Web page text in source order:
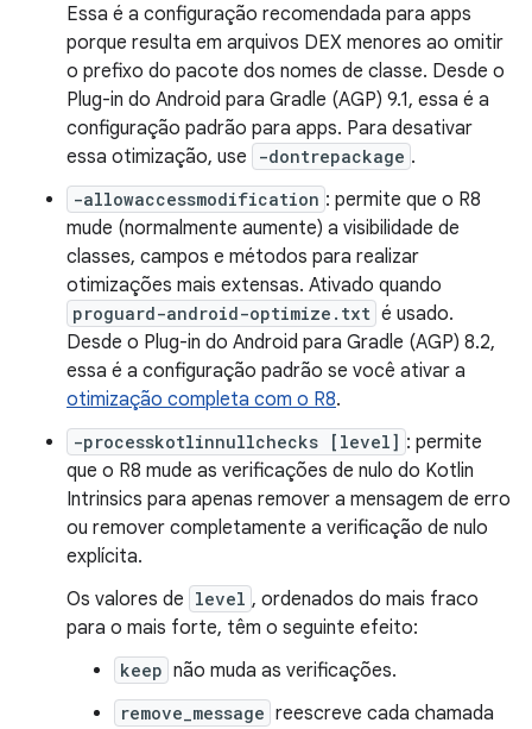
Essa é a configuração recomendada para apps
porque resulta em arquivos DEX menores ao omitir
o prefixo do pacote dos nomes de classe. Desde o
Plug-in do Android para Gradle (AGP) 9.1, essa é a
configuração padrão para apps. Para desativar
essa otimização, use
-dontrepackage .
-allowaccessmodification : permite que o R8
mude (normalmente aumente) a visibilidade de
classes, campos e métodos para realizar
otimizações mais extensas. Ativado quando
proguard-android-optimize.txt é usado.
Desde o Plug-in do Android para Gradle (AGP) 8.2,
essa é a configuração padrão se você ativar a
otimização completa com o R8.
-processkotlinnullchecks [level] : permite
que o R8 mude as verificações de nulo do Kotlin
Intrinsics para apenas remover a mensagem de erro
ou remover completamente a verificação de nulo
explícita.
Os valores de level , ordenados do mais fraco
para o mais forte, têm o seguinte efeito:
keep não muda as verificações.
remove_message reescreve cada chamada